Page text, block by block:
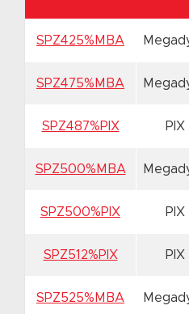
SPZ425%MBA
SPZ475%MBA
SPZ487%PIX
SPZ500%MBA
SPZ500%PIX
SPZ512%PIX
SPZ525%MBA